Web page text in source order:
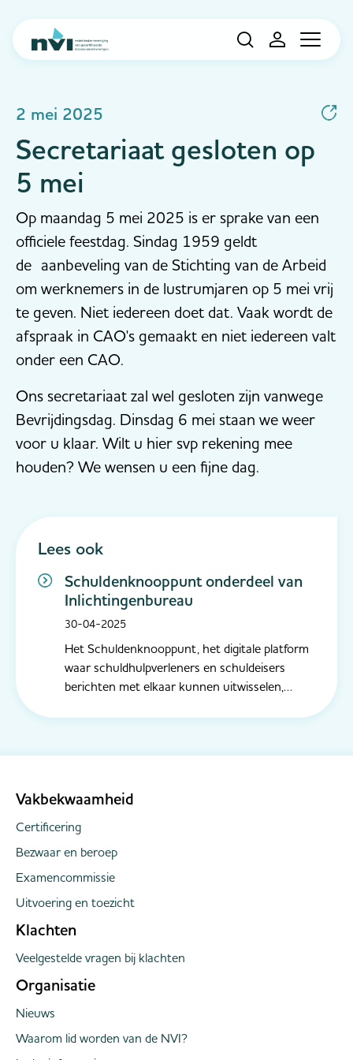
Navigation
2 mei 2025
Secretariaat gesloten op
5 mei
Op maandag 5 mei 2025 is er sprake van een
officiele feestdag. Sindag 1959 geldt
de aanbeveling van de Stichting van de Arbeid
om werknemers in de lustrumjaren op 5 mei vrij
te geven. Niet iedereen doet dat. Vaak wordt de
afspraak in CAO's gemaakt en niet iedereen valt
onder een CAO.
Ons secretariaat zal wel gesloten zijn vanwege
Bevrijdingsdag. Dinsdag 6 mei staan we weer
voor u klaar. Wilt u hier svp rekening mee
houden? We wensen u een fijne dag.
Lees ook
Schuldenknooppunt onderdeel van
Inlichtingenbureau
30-04-2025
Het Schuldenknooppunt, het digitale platform
waar schuldhulpverleners en schuldeisers
berichten met elkaar kunnen uitwisselen,
Vakbekwaamheid
Certificering
Bezwaar en beroep
Examencommissie
Uitvoering en toezicht
Klachten
Veelgestelde vragen bij klachten
Organisatie
Nieuws
Waarom lid worden van de NVI?